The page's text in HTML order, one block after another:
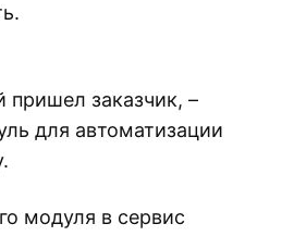
пришел заказчик, –
для автоматизации
модуля в сервис